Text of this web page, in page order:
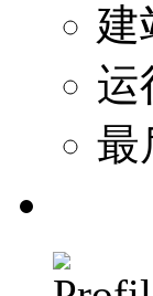
建
运
最